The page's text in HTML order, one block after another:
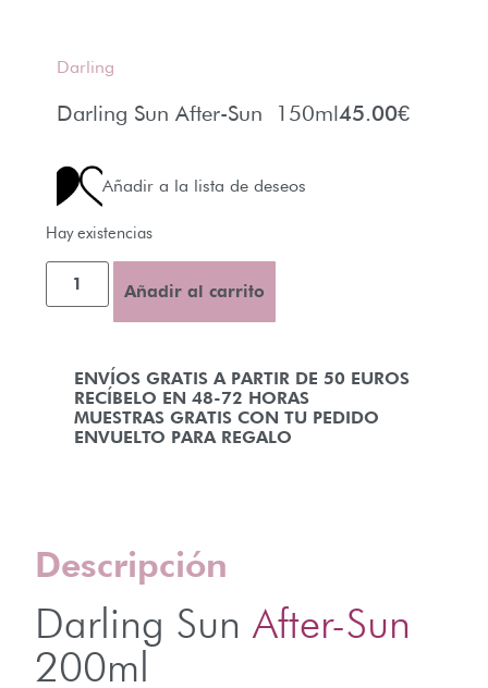
Darling
Darling Sun After-Sun 150ml45.00€
Añadir a la lista de deseos
ENVÍOS GRATIS A PARTIR DE 50 EUROS
RECÍBELO EN 48-72 HORAS
MUESTRAS GRATIS CON TU PEDIDO
ENVUELTO PARA REGALO
Hay existencias
Añadir al carrito
Descripción
Darling Sun After-Sun
200ml